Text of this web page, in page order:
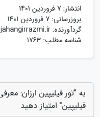
انتشار: 7 فروردین 1401
بروزرسانی: 7 فروردین 1401
گردآورنده: jahangirrazmi.ir
شناسه مطلب: 1763
فیلیپین" امتیاز دهید